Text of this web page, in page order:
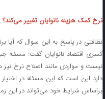
نرخ کمک هزینه نانوایان تغییر می‌کند؟
نظافتی در پاسخ به این سوال که آیا
کسری اقتصاد نانوایان گفت: مسئله
نیست و مواردی مانند اصلاح نرخ
دارد این است که این مسئله در
براساس شرایط خود می‌تواند در این